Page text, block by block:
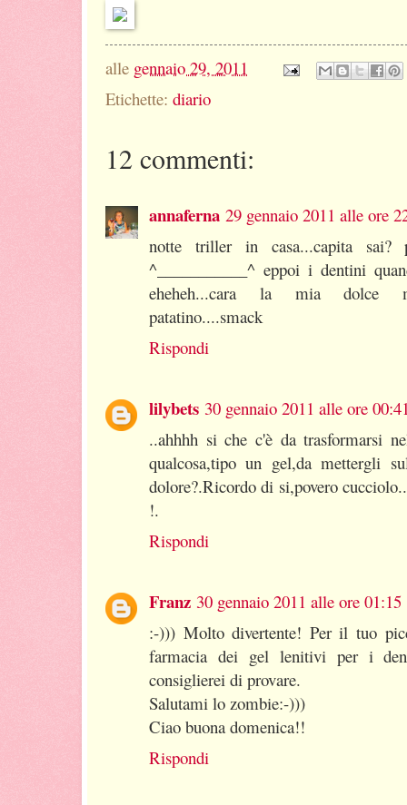
alle gennaio 29, 2011
Etichette: diario
12 commenti:
annaferna 29 gennaio 2011 alle ore
notte triller in casa...capita sai?
^___________^ eppoi i dentini
eheheh...cara la mia dolce
patatino....smack
Rispondi
lilybets 30 gennaio 2011 alle ore
..ahhhh si che c'è da trasformarsi
qualcosa,tipo un gel,da mettergli
dolore?.Ricordo di si,povero
!.
Rispondi
Franz 30 gennaio 2011 alle ore 01:15
:-))) Molto divertente! Per il tuo
farmacia dei gel lenitivi per i
consiglierei di provare.
Salutami lo zombie:-)))
Ciao buona domenica!!
Rispondi